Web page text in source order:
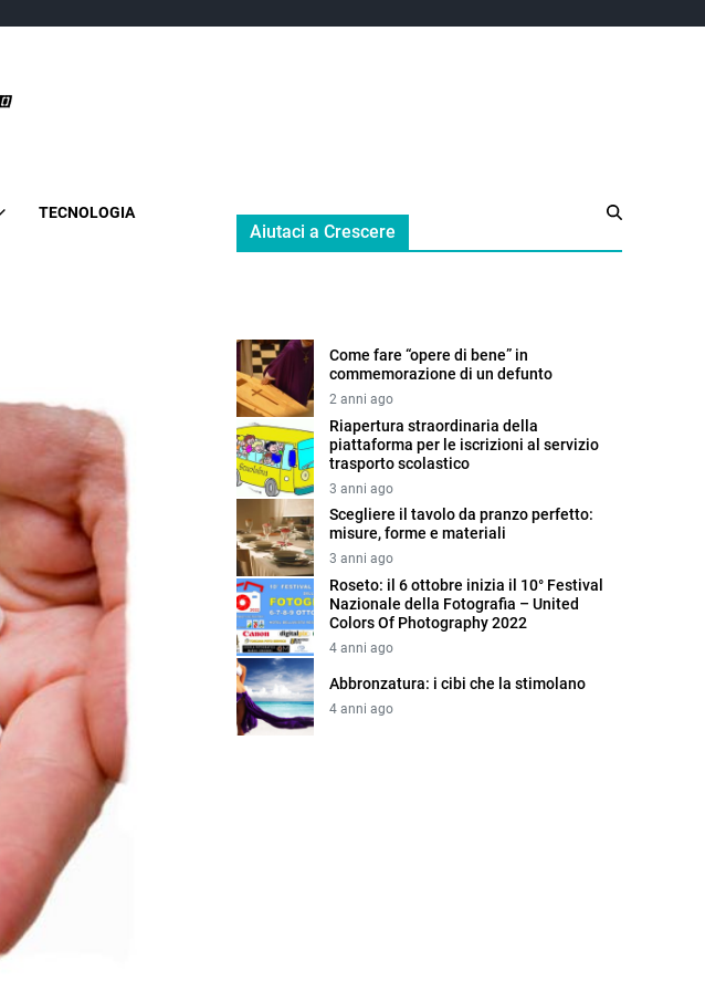
TECNOLOGIA
Aiutaci a Crescere
Come fare “opere di bene” in
commemorazione di un defunto
2 anni ago
Riapertura straordinaria della
piattaforma per le iscrizioni al servizio
trasporto scolastico
3 anni ago
Scegliere il tavolo da pranzo perfetto:
misure, forme e materiali
3 anni ago
Roseto: il 6 ottobre inizia il 10° Festival
Nazionale della Fotografia – United
Colors Of Photography 2022
4 anni ago
Abbronzatura: i cibi che la stimolano
4 anni ago